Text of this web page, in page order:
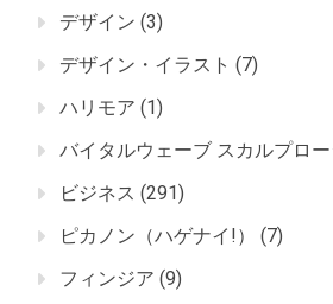
デザイン (3)
デザイン・イラスト (7)
ハリモア (1)
バイタルウェーブ スカルプロ
ビジネス (291)
ピカノン（ハゲナイ!）
(7)
フィンジア (9)